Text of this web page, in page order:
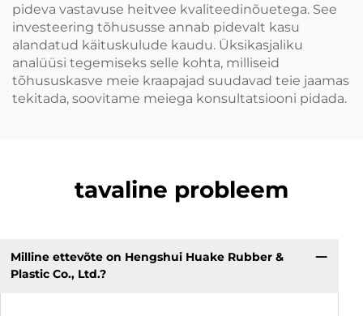
pideva vastavuse heitvee kvaliteedinõuetega. See
investeering tõhususse annab pidevalt kasu
alandatud käituskulude kaudu. Üksikasjaliku
analüüsi tegemiseks selle kohta, milliseid
tõhususkasve meie kraapajad suudavad teie jaamas
tekitada, soovitame meiega konsultatsiooni pidada.
tavaline probleem
Milline ettevõte on Hengshui Huake Rubber &
Plastic Co., Ltd.?